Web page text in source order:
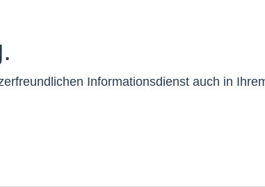
Informationsdienst auch in